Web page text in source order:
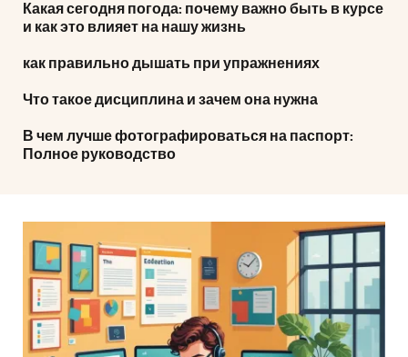
Какая сегодня погода: почему важно быть в курсе
и как это влияет на нашу жизнь
как правильно дышать при упражнениях
Что такое дисциплина и зачем она нужна
В чем лучше фотографироваться на паспорт:
Полное руководство